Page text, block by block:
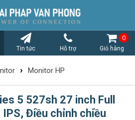
Tin tức Hỗ trợ Giỏ hàng
0
› Monitor HP
5 527sh 27 inch Full
Điều chỉnh chiều